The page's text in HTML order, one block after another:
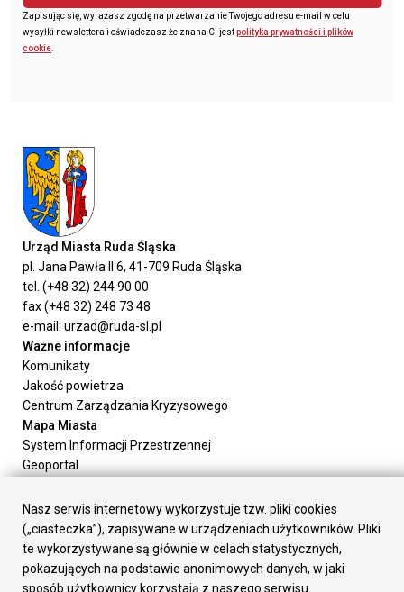
Zapisując się, wyrażasz zgodę na przetwarzanie Twojego adresu e-mail w celu
wysyłki newslettera i oświadczasz że znana Ci jestpolityka prywatności i plików
cookie
Urząd Miasta Ruda Śląska
pl. Jana Pawła II 6, 41-709 Ruda Śląska
tel. (+48 32) 244 90 00
fax (+48 32) 248 73 48
e-mail: urzad@ruda-sl.pl
Ważne informacje
Komunikaty
Jakość powietrza
Centrum Zarządzania Kryzysowego
Mapa Miasta
System Informacji Przestrzennej
Geoportal
Załatw sprawę
Prezydent Miasta
Rada Miasta
Wydziały
Elektroniczna Skrzynka Podawcza
Nasz serwis internetowy wykorzystuje tzw. pliki cookies
(„ciasteczka”), zapisywane w urządzeniach użytkowników. Pliki
te wykorzystywane są głównie w celach statystycznych,
pokazujących na podstawie anonimowych danych, w jaki
sposób użytkownicy korzystają z naszego serwisu.